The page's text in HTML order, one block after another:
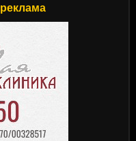
реклама